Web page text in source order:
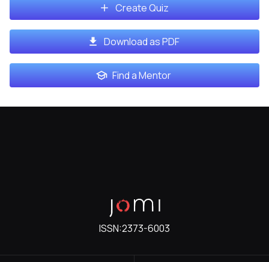
Create Quiz
Download as PDF
Find a Mentor
ISSN:2373-6003